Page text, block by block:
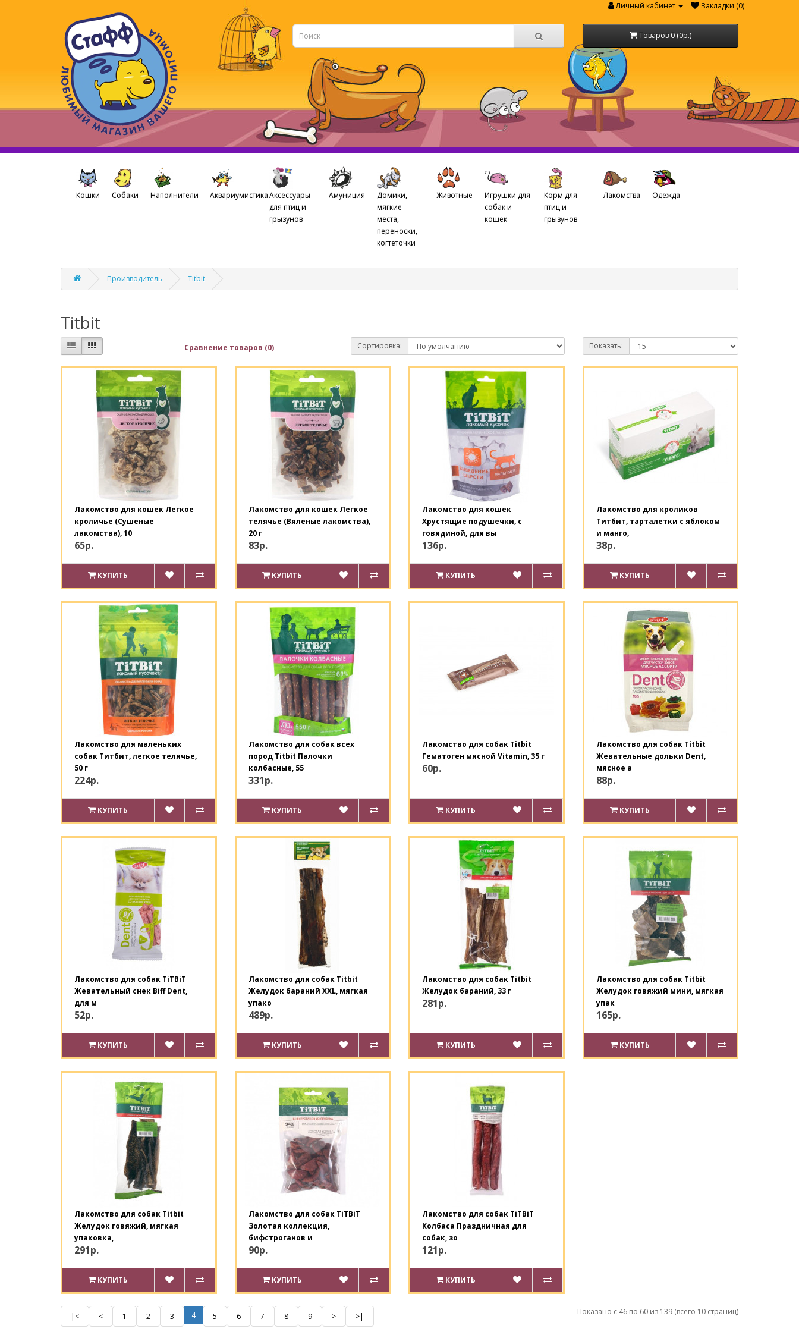
Личный кабинет Закладки (0)
Товаров 0 (0р.)
Кошки Собаки Наполнители АквариумистикаАксессуары
для птиц и
грызунов
Амуниция
Домики,
мягкие
места,
переноски,
когтеточки
Животные
Игрушки для
собак и
кошек
Корм для
птиц и
грызунов
Лакомства Одежда
Производитель Titbit
Titbit
Сравнение товаров (0) Сортировка: Показать:
Лакомство для кошек Легкое
кроличье (Сушеные
лакомства), 10
65р.
КУПИТЬ
Лакомство для кошек Легкое
телячье (Вяленые лакомства),
20 г
83р.
КУПИТЬ
Лакомство для кошек
Хрустящие подушечки, с
говядиной, для вы
136р.
КУПИТЬ
Лакомство для кроликов
Титбит, тарталетки с яблоком
и манго,
38р.
КУПИТЬ
Лакомство для маленьких
собак Титбит, легкое телячье,
50 г
224р.
КУПИТЬ
Лакомство для собак всех
пород Titbit Палочки
колбасные, 55
331р.
КУПИТЬ
Лакомство для собак Titbit
Гематоген мясной Vitamin, 35 г
60р.
КУПИТЬ
Лакомство для собак Titbit
Жевательные дольки Dent,
мясное а
88р.
КУПИТЬ
Лакомство для собак TiTBiT
Жевательный снек Biff Dent,
для м
52р.
КУПИТЬ
Лакомство для собак Titbit
Желудок бараний XXL, мягкая
упако
489р.
КУПИТЬ
Лакомство для собак Titbit
Желудок бараний, 33 г
281р.
КУПИТЬ
Лакомство для собак Titbit
Желудок говяжий мини, мягкая
упак
165р.
КУПИТЬ
Лакомство для собак Titbit
Желудок говяжий, мягкая
упаковка,
291р.
КУПИТЬ
Лакомство для собак TiTBiT
Золотая коллекция,
бифстроганов и
90р.
КУПИТЬ
Лакомство для собак TiTBiT
Колбаса Праздничная для
собак, зо
121р.
КУПИТЬ
|< < 1 2 3 4 5 6 7 8 9 > >| Показано с 46 по 60 из 139 (всего 10 страниц)